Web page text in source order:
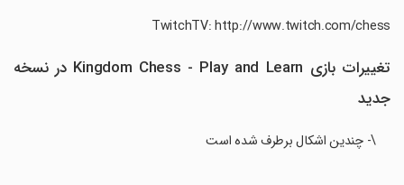
تغییرات بازی Kingdom Chess - Play and Learn در نسخه
جدید
\- چندین اشکال برطرف شده است